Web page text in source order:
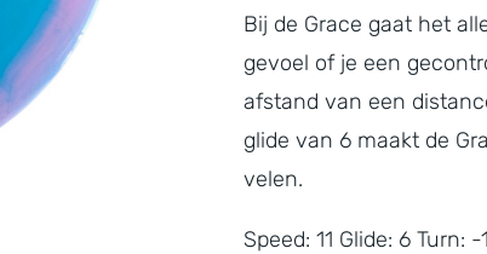
Bij de Grace gaat het
gevoel of je een
afstand van een
glide van 6 maakt de
velen.
Speed: 11 Glide: 6 Turn: -